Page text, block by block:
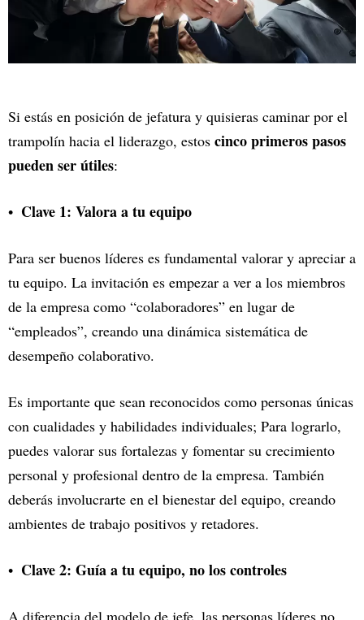
Si estás en posición de jefatura y quisieras caminar por el
trampolín hacia el liderazgo, estos cinco primeros pasos
pueden ser útiles:
Clave 1: Valora a tu equipo
Para ser buenos líderes es fundamental valorar y apreciar a
tu equipo. La invitación es empezar a ver a los miembros
de la empresa como “colaboradores” en lugar de
“empleados”, creando una dinámica sistemática de
desempeño colaborativo.
Es importante que sean reconocidos como personas únicas
con cualidades y habilidades individuales; Para lograrlo,
puedes valorar sus fortalezas y fomentar su crecimiento
personal y profesional dentro de la empresa. También
deberás involucrarte en el bienestar del equipo, creando
ambientes de trabajo positivos y retadores.
Clave 2: Guía a tu equipo, no los controles